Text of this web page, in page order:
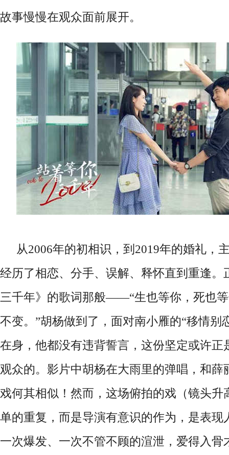
故事慢慢在观众面前展开。
从2006年的初相识 ， 到 2019年的婚礼 ，
经历了相恋、 分手、 误解、 释怀直到重逢。
三千年》 的歌词那般——“生也等你 ， 死也
不变。 ”胡杨做到了 ， 面对南小雁的“移情别
在身 ， 他都没有违背誓言 ， 这份坚定或许正
观众的。 影片中胡杨在大雨里的弹唱 ， 和薛
戏何其相似！然而，这场俯拍的戏（镜头升
单的重复，而是导演有意识的作为 ， 是表现
一次爆发、一次不管不顾的渲泄， 爱得入骨